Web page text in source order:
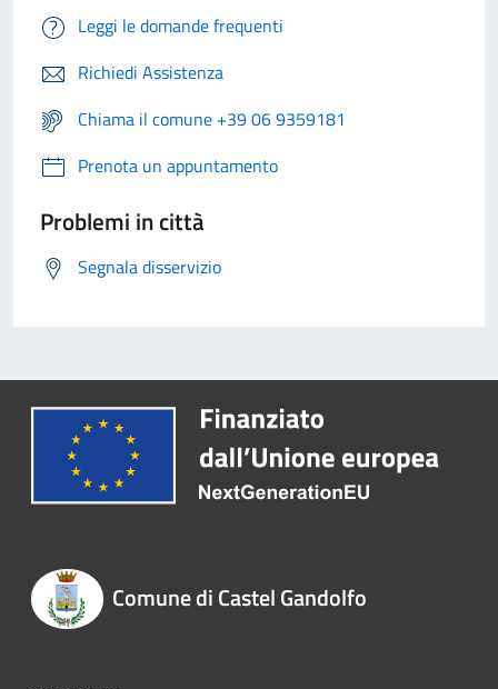
Leggi le domande frequenti
Richiedi Assistenza
Chiama il comune +39 06 9359181
Prenota un appuntamento
Problemi in città
Segnala disservizio
Comune di Castel Gandolfo